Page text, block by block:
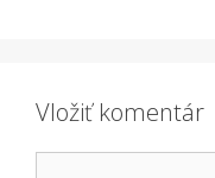
Vložiť komentár